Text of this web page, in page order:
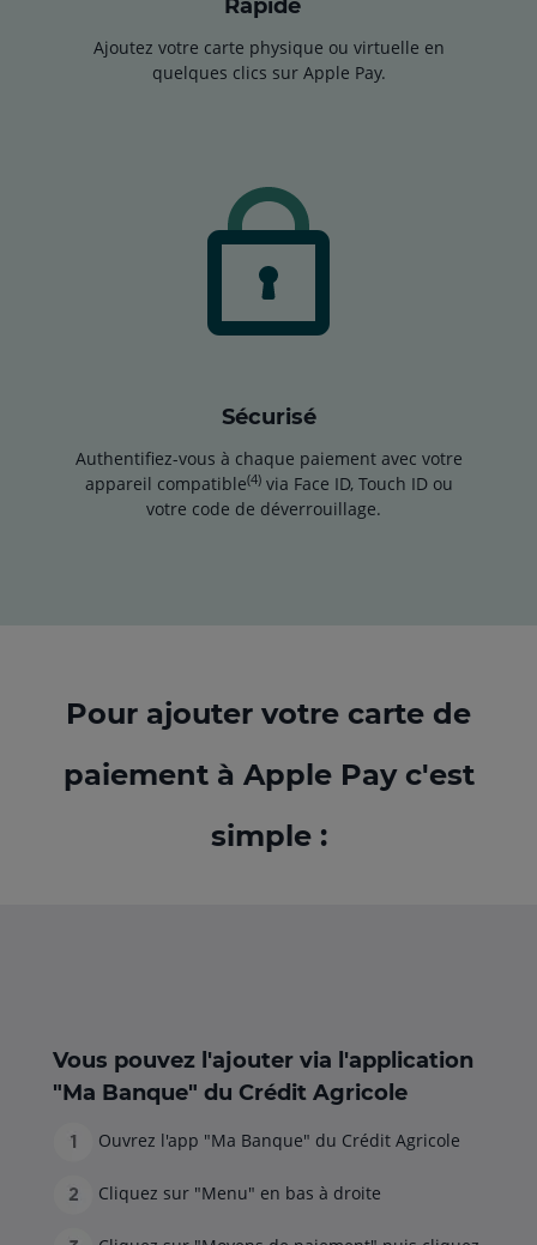
Rapide
Ajoutez votre carte physique ou virtuelle en
quelques clics sur Apple Pay.
Sécurisé
Authentifiez-vous à chaque paiement avec votre
appareil compatible(4)via Face ID, Touch ID ou
votre code de déverrouillage.
Pour ajouter votre carte de
paiement à Apple Pay c'est
simple :
Vous pouvez l'ajouter via l'application
"Ma Banque" du Crédit Agricole
Ouvrez l'app "Ma Banque" du Crédit Agricole
Cliquez sur "Menu" en bas à droite